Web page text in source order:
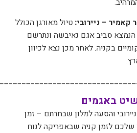
קאמיר – ניירובי: טיול מאורגן הכולל
הנמצא סביב אגם נאיבשה ונתרשם
בקניה. לאחר מכן נצא לכיוון
באגמים
והסעה למלון שבחרתם – זמן
לזמן קניה שבאפריקה לנוח